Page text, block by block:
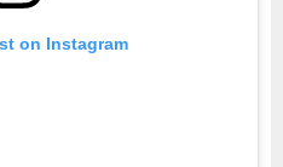
on Instagram